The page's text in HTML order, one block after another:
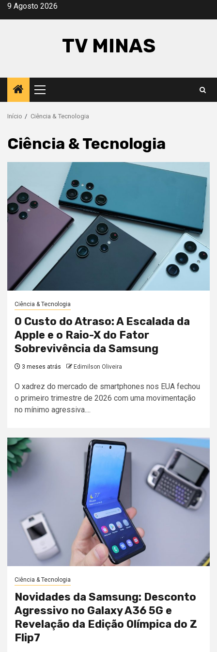
Saltar
9 Agosto 2026
TV MINAS
Menu
principal
Início Ciência & Tecnologia
Ciência & Tecnologia
Ciência & Tecnologia
O Custo do Atraso: A Escalada da
Apple e o Raio-X do Fator
Sobrevivência da Samsung
3 meses atrás Edimilson Oliveira
O xadrez do mercado de smartphones nos EUA fechou
o primeiro trimestre de 2026 com uma movimentação
no mínimo agressiva....
Ciência & Tecnologia
Novidades da Samsung: Desconto
Agressivo no Galaxy A36 5G e
Revelação da Edição Olímpica do Z
Flip7